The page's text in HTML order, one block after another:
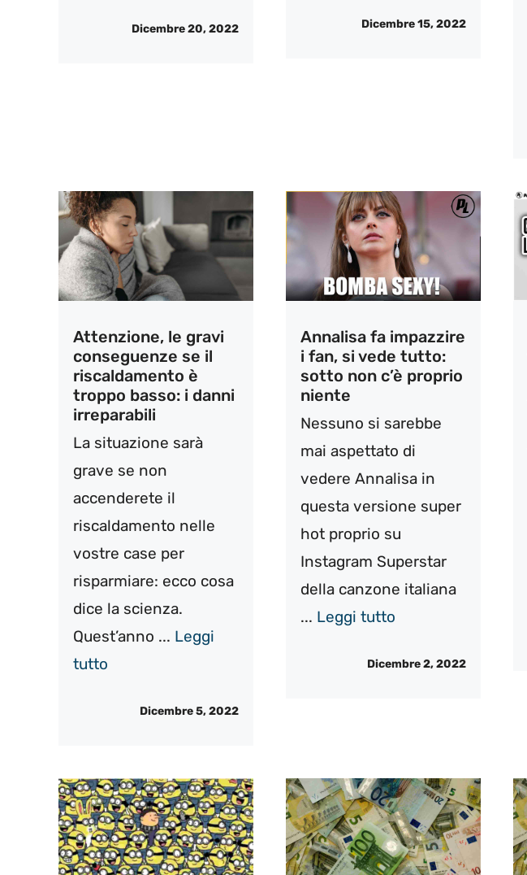
Dicembre 20, 2022 Dicembre 15, 2022
Attenzione, le gravi
conseguenze se il
riscaldamento è
troppo basso: i danni
irreparabili
La situazione sarà
grave se non
accenderete il
riscaldamento nelle
vostre case per
risparmiare: ecco cosa
dice la scienza.
Quest’anno ... Leggi
tutto
Dicembre 5, 2022
Annalisa fa impazzire
i fan, si vede tutto:
sotto non c’è proprio
niente
Nessuno si sarebbe
mai aspettato di
vedere Annalisa in
questa versione super
hot proprio su
Instagram Superstar
della canzone italiana
... Leggi tutto
Dicembre 2, 2022